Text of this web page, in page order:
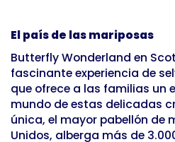
El país de las mariposas
Butterfly Wonderland en
fascinante experiencia de
que ofrece a las familias un
mundo de estas delicadas
única, el mayor pabellón de
Unidos, alberga más de